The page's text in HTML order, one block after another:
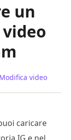
un
Modifica video
caricare